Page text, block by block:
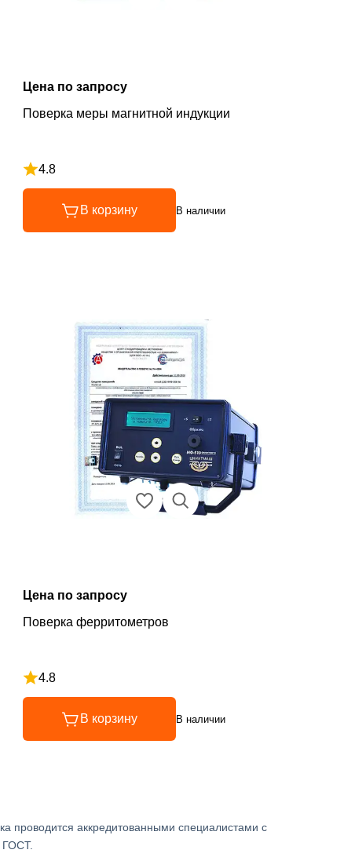
Цена по запросу
Поверка меры магнитной индукции
4.8
Рейтинг 4.8 из 5
В корзину В наличии
Цена по запросу
Поверка ферритометров
4.8
Рейтинг 4.8 из 5
В корзину В наличии
проводится аккредитованными специалистами с
ГОСТ.